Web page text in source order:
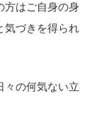
方はご自身の身
気づきを得られ
々の何気ない立